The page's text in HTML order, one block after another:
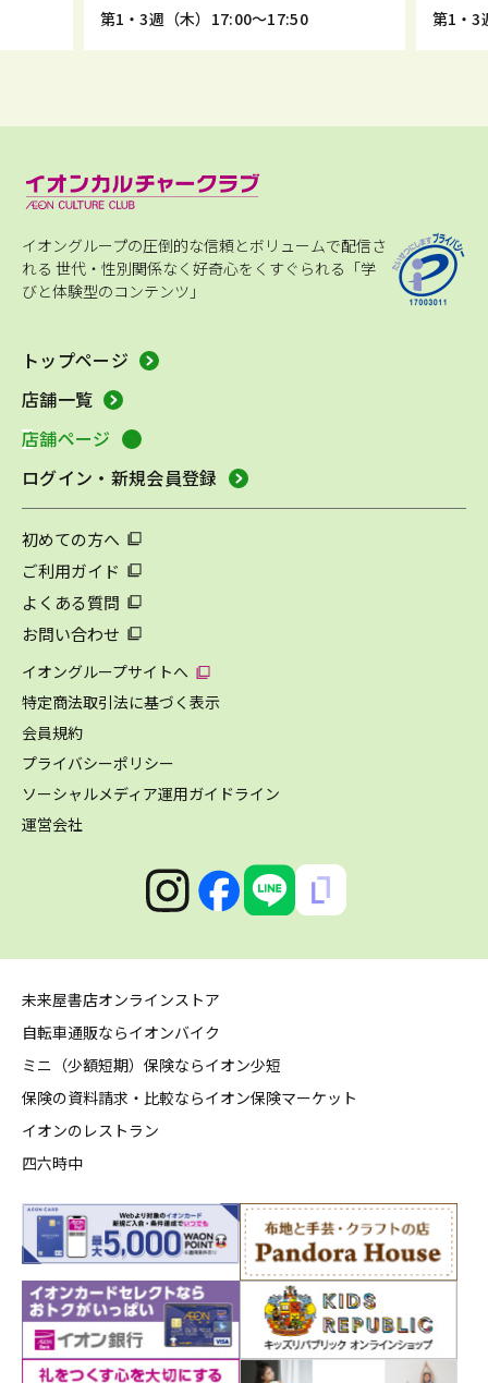
第1・3週（木）17:00～17:50
第1・3
イオングループの圧倒的な信頼とボリュームで配信さ
れる 世代・性別関係なく好奇心をくすぐられる「学
びと体験型のコンテンツ」
トップページ
店舗一覧
店舗ページ
ログイン・新規会員登録
初めての方へ
ご利用ガイド
よくある質問
お問い合わせ
イオングループサイトへ
特定商法取引法に基づく表示
会員規約
プライバシーポリシー
ソーシャルメディア運用ガイドライン
運営会社
未来屋書店オンラインストア
自転車通販ならイオンバイク
ミニ（少額短期）保険ならイオン少短
保険の資料請求・比較ならイオン保険マーケット
イオンのレストラン
四六時中